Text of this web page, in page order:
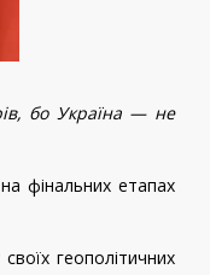
бо Україна — не
фінальних етапах
геополітичних